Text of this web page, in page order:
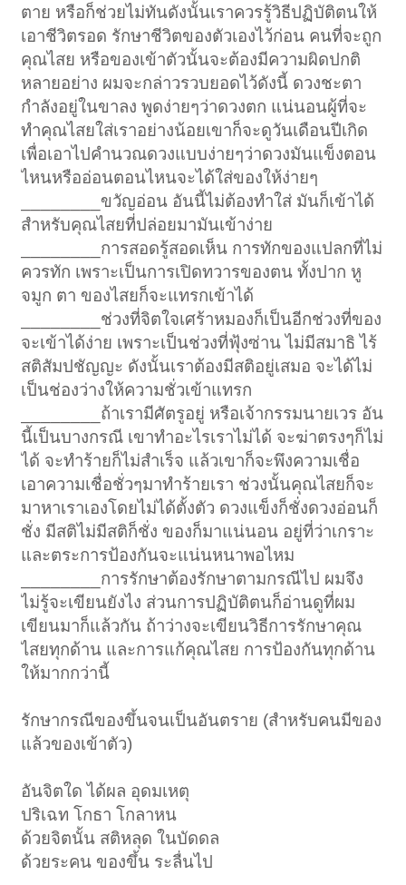
ตาย หรือก็ช่วยไม่ทันดังนั้นเราควรรู้วิธีปฏิบัติตนให้
เอาชีวิตรอด รักษาชีวิตของตัวเองไว้ก่อน คนที่จะถูก
คุณไสย หรือของเข้าตัวนั้นจะต้องมีความผิดปกติ
หลายอย่าง ผมจะกล่าวรวบยอดไว้ดังนี้ ดวงชะตา
กำลังอยู่ในขาลง พูดง่ายๆว่าดวงตก แน่นอนผู้ที่จะ
ทำคุณไสยใส่เราอย่างน้อยเขาก็จะดูวันเดือนปีเกิด
เพื่อเอาไปคำนวณดวงแบบง่ายๆว่าดวงมันแข็งตอน
ไหนหรืออ่อนตอนไหนจะได้ใส่ของให้ง่ายๆ
________ขวัญอ่อน อันนี้ไม่ต้องทำใส่ มันก็เข้าได้
สำหรับคุณไสยที่ปล่อยมามันเข้าง่าย
________การสอดรู้สอดเห็น การทักของแปลกที่ไม่
ควรทัก เพราะเป็นการเปิดทวารของตน ทั้งปาก หู
จมูก ตา ของไสยก็จะแทรกเข้าได้
________ช่วงที่จิตใจเศร้าหมองก็เป็นอีกช่วงที่ของ
จะเข้าได้ง่าย เพราะเป็นช่วงที่ฟุ้งซ่าน ไม่มีสมาธิ ไร้
สติสัมปชัญญะ ดังนั้นเราต้องมีสติอยู่เสมอ จะได้ไม่
เป็นช่องว่างให้ความชั่วเข้าแทรก
________ถ้าเรามีศัตรูอยู่ หรือเจ้ากรรมนายเวร อัน
นี้เป็นบางกรณี เขาทำอะไรเราไม่ได้ จะฆ่าตรงๆก็ไม่
ได้ จะทำร้ายก็ไม่สำเร็จ แล้วเขาก็จะพึงความเชื่อ
เอาความเชื่อชั่วๆมาทำร้ายเรา ช่วงนั้นคุณไสยก็จะ
มาหาเราเองโดยไม่ได้ตั้งตัว ดวงแข็งก็ชั่งดวงอ่อนก็
ชั่ง มีสติไม่มีสติก็ชั่ง ของก็มาแน่นอน อยู่ที่ว่าเกราะ
และตระการป้องกันจะแน่นหนาพอไหม
________การรักษาต้องรักษาตามกรณีไป ผมจึง
ไม่รู้จะเขียนยังไง ส่วนการปฏิบัติตนก็อ่านดูที่ผม
เขียนมาก็แล้วกัน ถ้าว่างจะเขียนวิธีการรักษาคุณ
ไสยทุกด้าน และการแก้คุณไสย การป้องกันทุกด้าน
ให้มากกว่านี้
รักษากรณีของขึ้นจนเป็นอันตราย (สำหรับคนมีของ
แล้วของเข้าตัว)
อันจิตใด ได้ผล อุดมเหตุ
ปริเฉท โกธา โกลาหน
ด้วยจิตนั้น สติหลุด ในบัดดล
ด้วยระคน ของขึ้น ระลื่นไป